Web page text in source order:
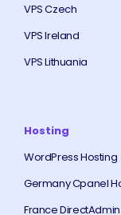
VPS Czech
VPS Ireland
VPS Lithuania
Hosting
WordPress Hosting
Germany Cpanel
France